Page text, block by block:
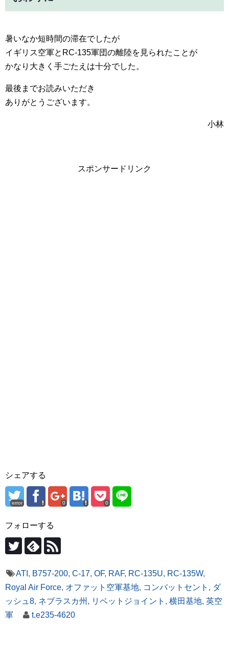
暑いなか短時間の滞在でしたが
イギリス空軍とRC-135軍団の離陸を見られたことが
かなり大きく手ごたえは十分でした。
最後までお読みいただき
ありがとうございます。
小林
スポンサードリンク
シェアする
error 0 0
フォローする
ATI , B757-200, C-17, OF, RAF, RC-135U, RC-135W,
Royal Air Force, オファット空軍基地, コンバットセント , ダ
ッシュ8, ネブラスカ州 , リベットジョイント , 横田基地, 英空
軍
t.e235-4620